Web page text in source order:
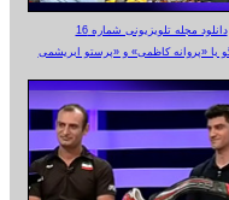
دانلود مجله تلویزیونی شماره 16